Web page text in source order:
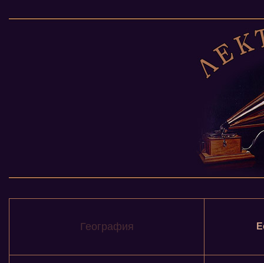
География